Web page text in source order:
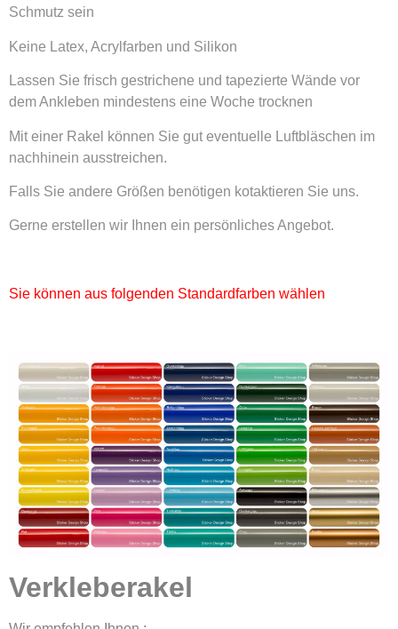
Schmutz sein
Keine Latex, Acrylfarben und Silikon
Lassen Sie frisch gestrichene und tapezierte Wände vor
dem Ankleben mindestens eine Woche trocknen
Mit einer Rakel können Sie gut eventuelle Luftbläschen im
nachhinein ausstreichen.
Falls Sie andere Größen benötigen kotaktieren Sie uns.
Gerne erstellen wir Ihnen ein persönliches Angebot.
Sie können aus folgenden Standardfarben wählen
Verkleberakel